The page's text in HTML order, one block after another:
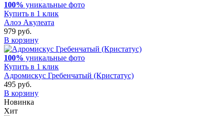
100% уникальные фото
Купить в 1 клик
Алоэ Акулеата
979 руб.
В корзину
100% уникальные фото
Купить в 1 клик
Адромискус Гребенчатый (Кристатус)
495 руб.
В корзину
Новинка
Хит